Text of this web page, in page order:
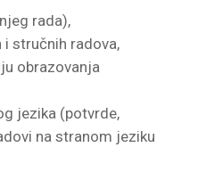
rada),
stručnih radova,
obrazovanja
jezika (potvrde,
na stranom jeziku